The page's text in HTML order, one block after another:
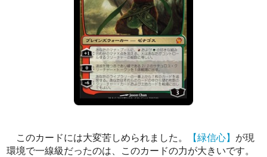
このカードには大変苦しめられました。 【緑信心】 が現
環境で一線級だったのは、このカードの力が大きいです。